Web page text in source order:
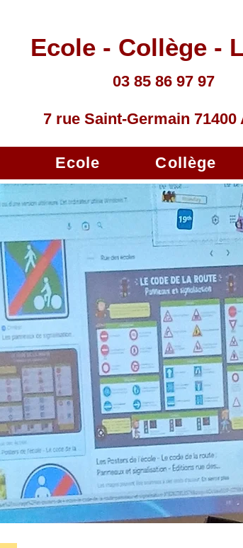
Ecole - Collège -
03 85 86 97 97
7 rue Saint-Germain 71400
Ecole Collège